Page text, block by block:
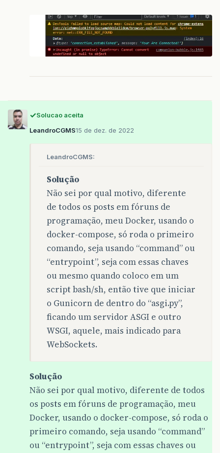
Solucao aceita
LeandroCGMS15 de dez. de 2022
LeandroCGMS:
Solução
Não sei por qual motivo, diferente
de todos os posts em fóruns de
programação, meu Docker, usando o
docker-compose, só roda o primeiro
comando, seja usando “command” ou
“entrypoint”, seja com essas chaves
ou mesmo quando coloco em um
script bash/sh, então tive que iniciar
o Gunicorn de dentro do “asgi.py”,
ficando um servidor ASGI e outro
WSGI, aquele, mais indicado para
WebSockets.
Solução
Não sei por qual motivo, diferente de todos
os posts em fóruns de programação, meu
Docker, usando o docker-compose, só roda o
primeiro comando, seja usando “command”
ou “entrypoint”, seja com essas chaves ou